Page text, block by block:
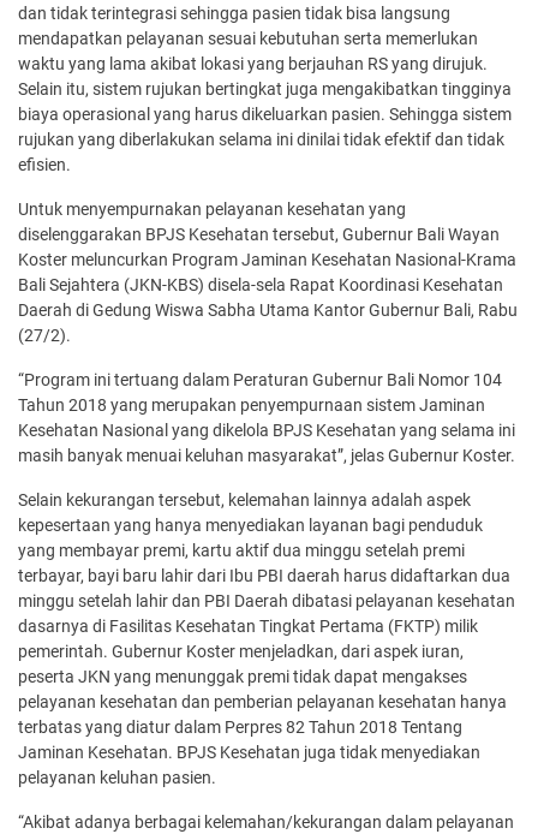
dan tidak terintegrasi sehingga pasien tidak bisa langsung
mendapatkan pelayanan sesuai kebutuhan serta memerlukan
waktu yang lama akibat lokasi yang berjauhan RS yang dirujuk.
Selain itu, sistem rujukan bertingkat juga mengakibatkan tingginya
biaya operasional yang harus dikeluarkan pasien. Sehingga sistem
rujukan yang diberlakukan selama ini dinilai tidak efektif dan tidak
efisien.
Untuk menyempurnakan pelayanan kesehatan yang
diselenggarakan BPJS Kesehatan tersebut, Gubernur Bali Wayan
Koster meluncurkan Program Jaminan Kesehatan Nasional-Krama
Bali Sejahtera (JKN-KBS) disela-sela Rapat Koordinasi Kesehatan
Daerah di Gedung Wiswa Sabha Utama Kantor Gubernur Bali, Rabu
(27/2).
“Program ini tertuang dalam Peraturan Gubernur Bali Nomor 104
Tahun 2018 yang merupakan penyempurnaan sistem Jaminan
Kesehatan Nasional yang dikelola BPJS Kesehatan yang selama ini
masih banyak menuai keluhan masyarakat”, jelas Gubernur Koster.
Selain kekurangan tersebut, kelemahan lainnya adalah aspek
kepesertaan yang hanya menyediakan layanan bagi penduduk
yang membayar premi, kartu aktif dua minggu setelah premi
terbayar, bayi baru lahir dari Ibu PBI daerah harus didaftarkan dua
minggu setelah lahir dan PBI Daerah dibatasi pelayanan kesehatan
dasarnya di Fasilitas Kesehatan Tingkat Pertama (FKTP) milik
pemerintah. Gubernur Koster menjeladkan, dari aspek iuran,
peserta JKN yang menunggak premi tidak dapat mengakses
pelayanan kesehatan dan pemberian pelayanan kesehatan hanya
terbatas yang diatur dalam Perpres 82 Tahun 2018 Tentang
Jaminan Kesehatan. BPJS Kesehatan juga tidak menyediakan
pelayanan keluhan pasien.
“Akibat adanya berbagai kelemahan/kekurangan dalam pelayanan